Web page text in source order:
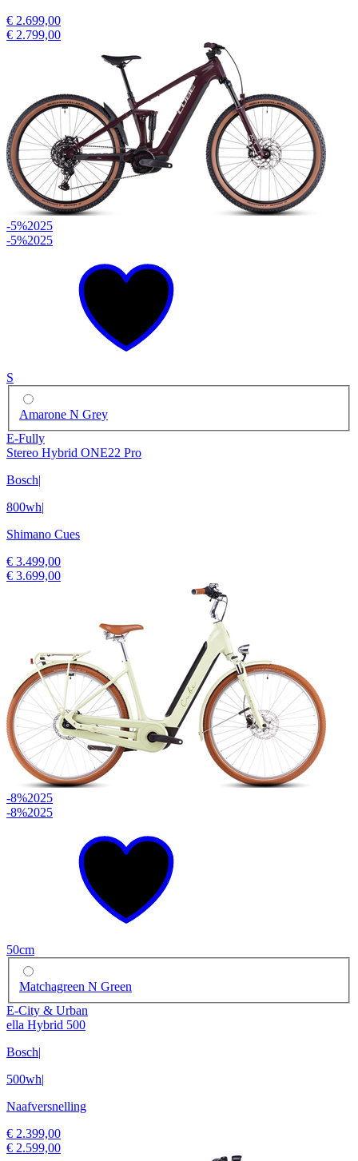
€ 2.699,00
€ 2.799,00
-5%2025
-5%2025
S
Amarone N Grey
E-Fully
Stereo Hybrid ONE22 Pro
Bosch|
800wh|
Shimano Cues
€ 3.499,00
€ 3.699,00
-8%2025
-8%2025
50cm
Matchagreen N Green
E-City & Urban
ella Hybrid 500
Bosch|
500wh|
Naafversnelling
€ 2.399,00
€ 2.599,00